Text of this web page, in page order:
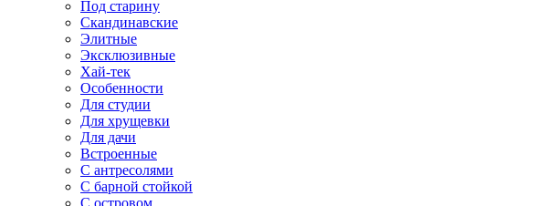
Под старину
Скандинавские
Элитные
Эксклюзивные
Хай-тек
Особенности
Для студии
Для хрущевки
Для дачи
Встроенные
С антресолями
С барной стойкой
С островом